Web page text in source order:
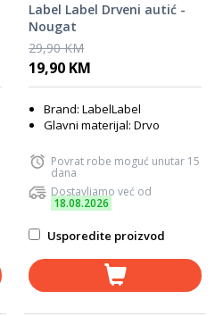
Label Label Drveni autić -
Nougat
29,90 KM
19,90 KM
Brand: LabelLabel
Glavni materijal: Drvo
Povrat robe moguć unutar 15
dana
Dostavljamo već od
18.08.2026
Usporedite proizvod